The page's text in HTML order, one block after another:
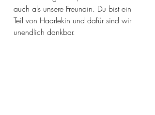
auch als unsere Freundin. Du bist ein
Teil von Haarlekin und dafür sind wir
unendlich dankbar.